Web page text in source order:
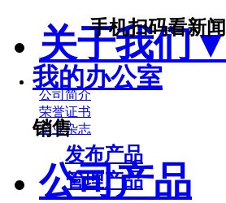
手机扫码看新闻
我的办公室
销售
发布产品
管理产品
关于我们▼
公司简介
荣誉证书
企业杂志
公司产品